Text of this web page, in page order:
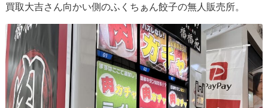
買取大吉さん向かい側のふくちぁん餃子の無人販売所。